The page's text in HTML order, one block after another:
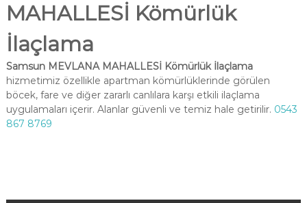
MAHALLESİ Kömürlük
İlaçlama
Samsun MEVLANA MAHALLESİ Kömürlük İlaçlama
hizmetimiz özellikle apartman kömürlüklerinde görülen
böcek, fare ve diğer zararlı canlılara karşı etkili ilaçlama
uygulamaları içerir. Alanlar güvenli ve temiz hale getirilir. 0543
867 8769